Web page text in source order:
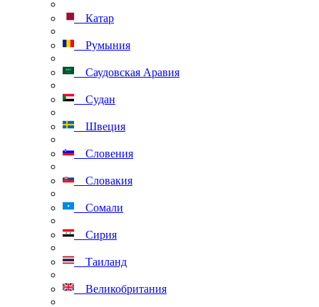
Катар
Румыния
Саудовская Аравия
Судан
Швеция
Словения
Словакия
Сомали
Сирия
Таиланд
Великобритания